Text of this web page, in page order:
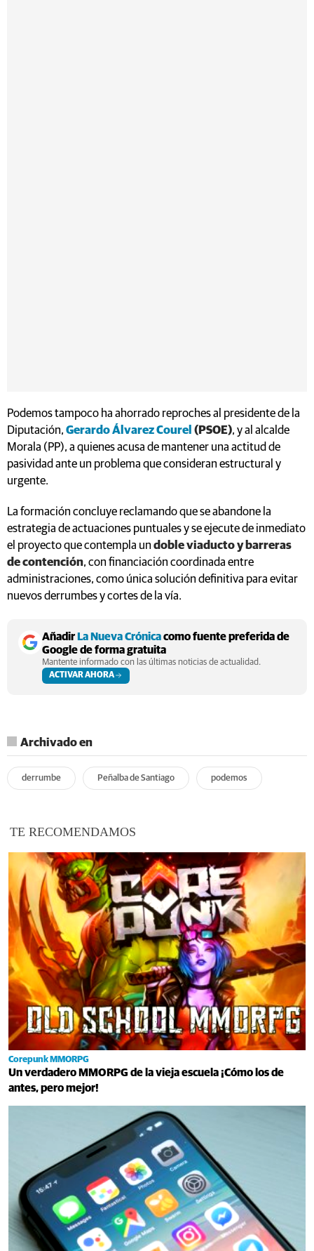
Podemos tampoco ha ahorrado reproches al presidente de la
Diputación, Gerardo Álvarez Courel (PSOE), y al alcalde
Morala (PP), a quienes acusa de mantener una actitud de
pasividad ante un problema que consideran estructural y
urgente.
La formación concluye reclamando que se abandone la
estrategia de actuaciones puntuales y se ejecute de inmediato
el proyecto que contempla un doble viaducto y barreras
de contención, con financiación coordinada entre
administraciones, como única solución definitiva para evitar
nuevos derrumbes y cortes de la vía.
AñadirLa Nueva Crónicacomo fuente preferida de
Google de forma gratuita
Mantente informado con las últimas noticias de actualidad.
ACTIVAR AHORA
Archivado en
derrumbe Peñalba de Santiago podemos
TE RECOMENDAMOS
Corepunk MMORPG
Un verdadero MMORPG de la vieja escuela ¡Cómo los de
antes, pero mejor!